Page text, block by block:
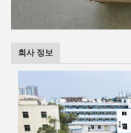
회사 정보